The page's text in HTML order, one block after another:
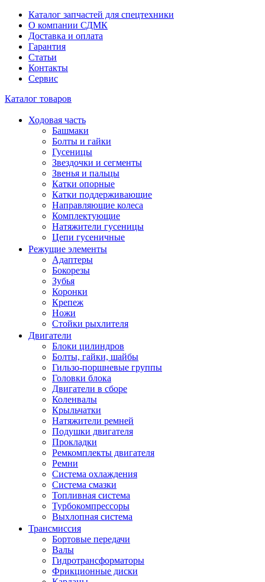
Каталог запчастей для спецтехники
О компании СДМК
Доставка и оплата
Гарантия
Статьи
Контакты
Сервис
Каталог товаров
Ходовая часть
Башмаки
Болты и гайки
Гусеницы
Звездочки и сегменты
Звенья и пальцы
Катки опорные
Катки поддерживающие
Направляющие колеса
Комплектующие
Натяжители гусеницы
Цепи гусеничные
Режущие элементы
Адаптеры
Бокорезы
Зубья
Коронки
Крепеж
Ножи
Стойки рыхлителя
Двигатели
Блоки цилиндров
Болты, гайки, шайбы
Гильзо-поршневые группы
Головки блока
Двигатели в сборе
Коленвалы
Крыльчатки
Натяжители ремней
Подушки двигателя
Прокладки
Ремкомплекты двигателя
Ремни
Система охлаждения
Система смазки
Топливная система
Турбокомпрессоры
Выхлопная система
Трансмиссия
Бортовые передачи
Валы
Гидротрансформаторы
Фрикционные диски